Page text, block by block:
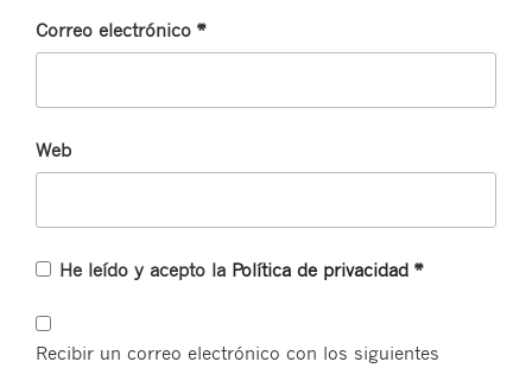
Correo electrónico *
Web
He leído y acepto la Política de privacidad *
Recibir un correo electrónico con los siguientes